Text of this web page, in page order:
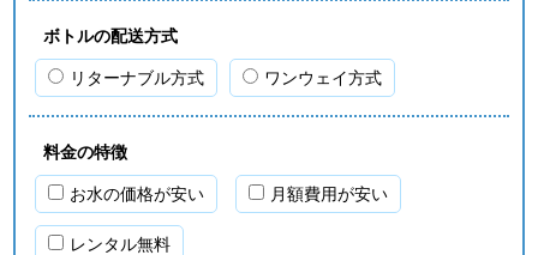
ボトルの配送方式
リターナブル方式 ワンウェイ方式
料金の特徴
お水の価格が安い 月額費用が安い
レンタル無料